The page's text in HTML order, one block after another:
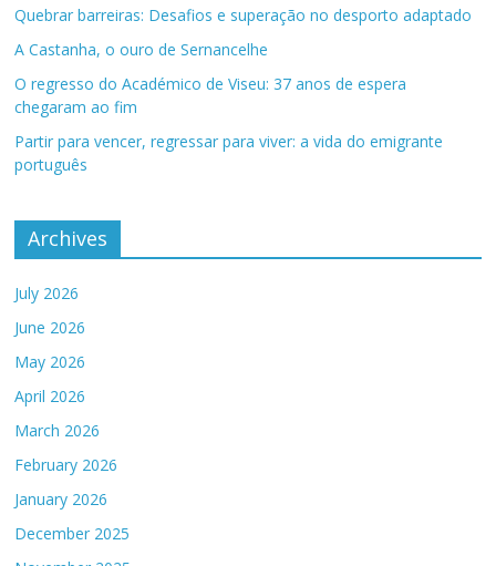
Quebrar barreiras: Desafios e superação no desporto adaptado
A Castanha, o ouro de Sernancelhe
O regresso do Académico de Viseu: 37 anos de espera
chegaram ao fim
Partir para vencer, regressar para viver: a vida do emigrante
português
Archives
July 2026
June 2026
May 2026
April 2026
March 2026
February 2026
January 2026
December 2025